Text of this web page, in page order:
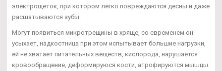
электрощеток, при котором легко повреждаются десны и даже
расшатываются зубы.
Могут появиться микротрещины в хряще, со свременем он
усыхает, надкостница при этом испытывает большие нагрузки,
ей не хватает питательных веществ, кислорода, нарушается
кровообращение, деформируюся кости, атрофируются мышцы.